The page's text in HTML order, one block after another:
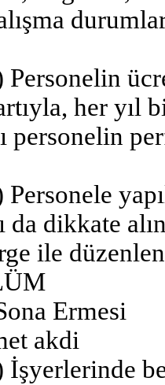
her
personelin
da dikkate
ile
Ermesi
akdi